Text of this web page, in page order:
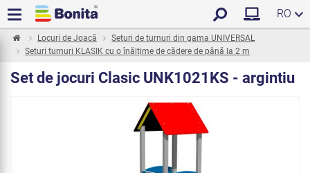
RO
Locuri de Joacă
Seturi de turnuri din gama UNIVERSAL
Seturi turnuri KLASIK cu o înălțime de cădere de până la 2 m
Set de jocuri Clasic UNK1021KS - argintiu